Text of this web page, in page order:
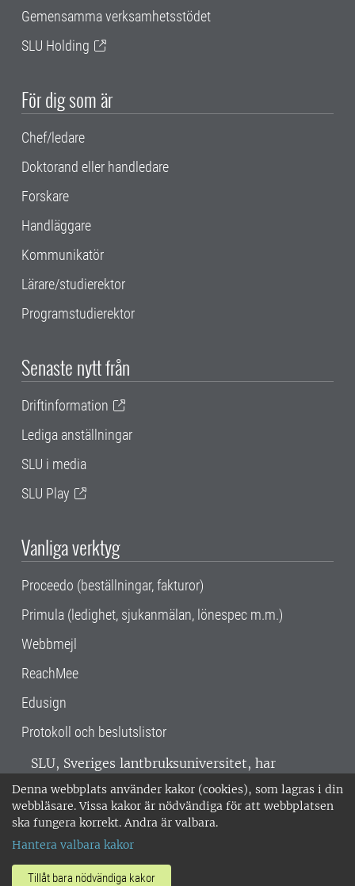
Denna webbplats använder kakor (cookies), som lagras i din
webbläsare. Vissa kakor är nödvändiga för att webbplatsen
ska fungera korrekt. Andra är valbara.
Hantera valbara kakor
Tillåt bara nödvändiga kakor
Gemensamma verksamhetsstödet
SLU Holding
För dig som är
Chef/ledare
Doktorand eller handledare
Forskare
Handläggare
Kommunikatör
Lärare/studierektor
Programstudierektor
Senaste nytt från
Driftinformation
Lediga anställningar
SLU i media
SLU Play
Vanliga verktyg
Proceedo (beställningar, fakturor)
Primula (ledighet, sjukanmälan, lönespec m.m.)
Webbmejl
ReachMee
Edusign
Protokoll och beslutslistor
SLU, Sveriges lantbruksuniversitet, har
verksamhet över hela Sverige. Huvudorter är
Alnarp, Uppsala och Umeå.SLU är
miljöcertifierat enligt ISO 14001. •
018-67 10 00 • Org nr: 202100-2817 •
Om SLU:s webbplatser